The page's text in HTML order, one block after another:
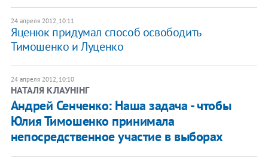
24 апреля 2012, 10:11
Яценюк придумал способ освободить
Тимошенко и Луценко
24 апреля 2012, 10:10
НАТАЛЯ КЛАУНІНГ
Андрей Сенченко: Наша задача - чтобы
Юлия Тимошенко принимала
непосредственное участие в выборах